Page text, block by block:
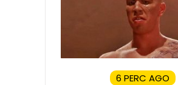
6 PERC AGO